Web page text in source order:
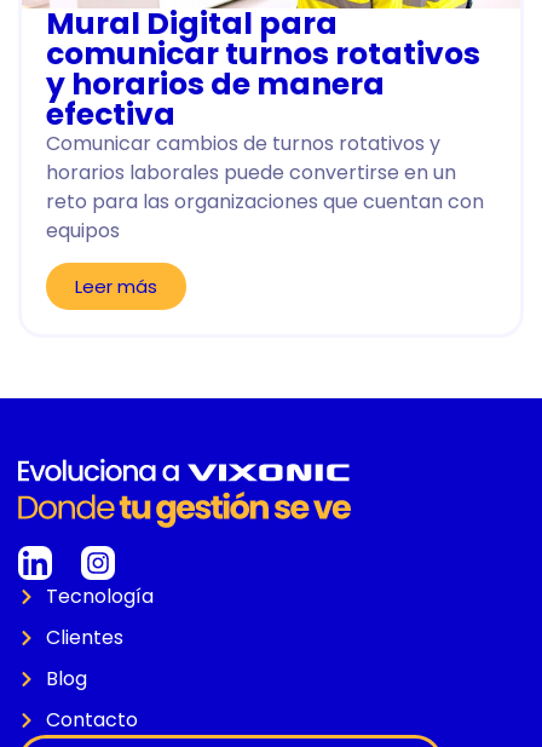
Mural Digital para
comunicar turnos rotativos
y horarios de manera
efectiva
Comunicar cambios de turnos rotativos y
horarios laborales puede convertirse en un
reto para las organizaciones que cuentan con
equipos
Leer más
Tecnología
Clientes
Blog
Contacto